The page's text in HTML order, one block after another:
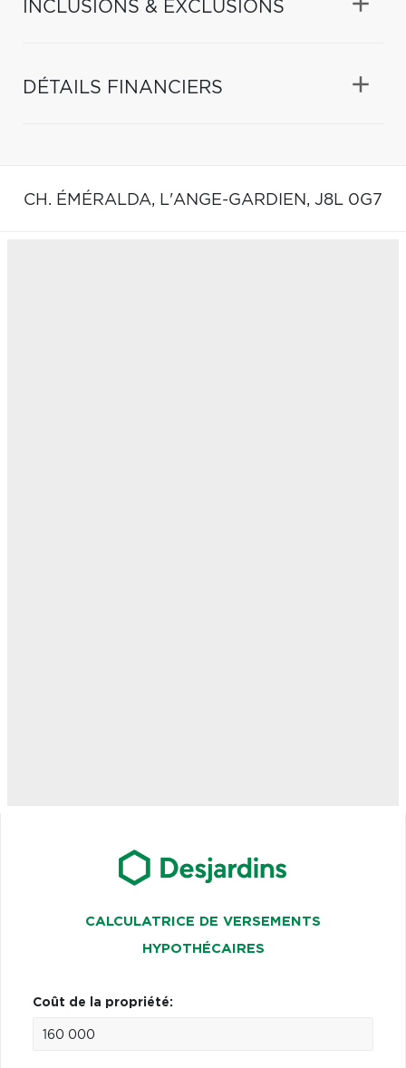
INCLUSIONS & EXCLUSIONS
DÉTAILS FINANCIERS
CH. ÉMÉRALDA, L'ANGE-GARDIEN, J8L 0G7
CALCULATRICE DE VERSEMENTS
HYPOTHÉCAIRES
Coût de la propriété: